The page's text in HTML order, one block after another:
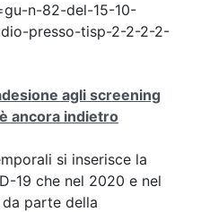
n-82-del-15-10-
presso-tisp-2-2-2-2-
agli screening
ancora indietro
si inserisce la
19 che nel 2020 e nel
parte della